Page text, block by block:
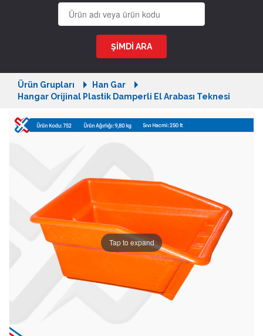
Ürün Grupları
Han Gar
Hangar Orijinal Plastik Damperli El Arabası Teknesi
Tap to expand